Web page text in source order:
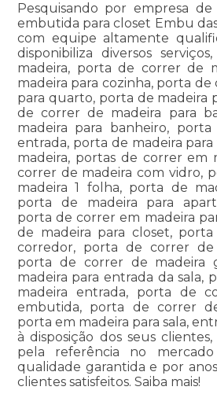
Pesquisando por empresa
embutida para closet Embu
com equipe altamente
disponibiliza diversos
madeira, porta de correr de
madeira para cozinha, porta
para quarto, porta de madeira
de correr de madeira para
madeira para banheiro,
entrada, porta de madeira
madeira, portas de correr em
correr de madeira com vidro,
madeira 1 folha, porta de
porta de madeira para
porta de correr em madeira
de madeira para closet,
corredor, porta de correr de
porta de correr de madeira
madeira para entrada da sala,
madeira entrada, porta de
embutida, porta de correr
porta em madeira para sala,
à disposição dos seus
pela referência no
qualidade garantida e por
clientes satisfeitos. Saiba mais!